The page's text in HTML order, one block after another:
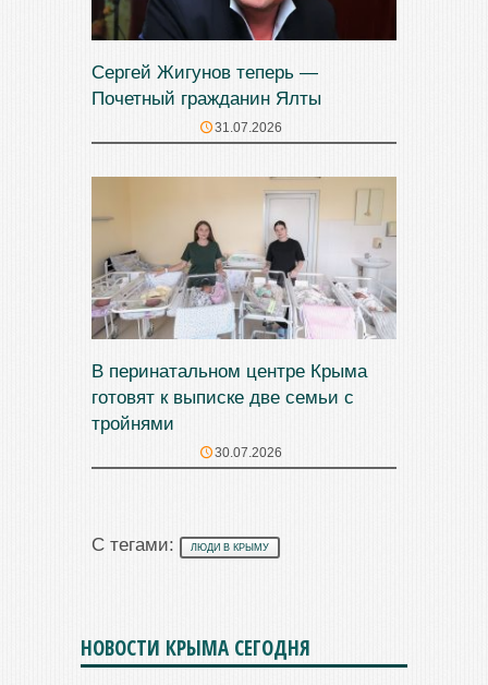
Сергей Жигунов теперь —
Почетный гражданин Ялты
31.07.2026
В перинатальном центре Крыма
готовят к выписке две семьи с
тройнями
30.07.2026
С тегами: ЛЮДИ В КРЫМУ
НОВОСТИ КРЫМА СЕГОДНЯ